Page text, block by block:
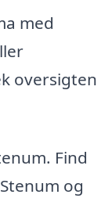
med
oversigten
Find
og